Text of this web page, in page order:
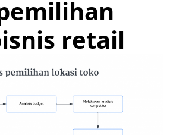
retail